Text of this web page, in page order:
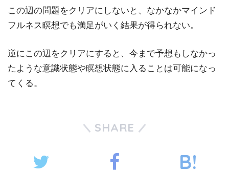
この辺の問題をクリアにしないと、なかなかマインド
フルネス瞑想でも満足がいく結果が得られない。
逆にこの辺をクリアにすると、今まで予想もしなかっ
たような意識状態や瞑想状態に入ることは可能になっ
てくる。
SHARE